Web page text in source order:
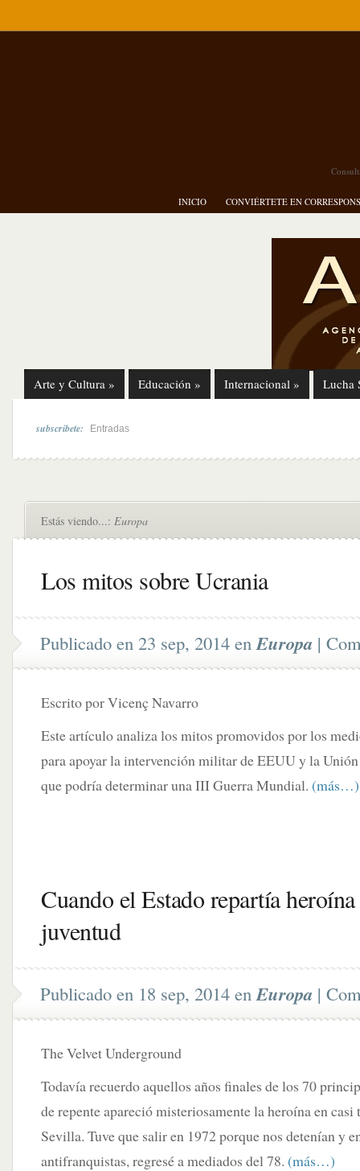
INICIO CONVIÉRTETE EN
Arte y Cultura » Educación » Internacional » Lucha
subscribete: Entradas
Estás viendo...: Europa
Los mitos sobre Ucrania
Publicado en 23 sep, 2014 enEuropa |
Escrito por Vicenç Navarro
Este artículo analiza los mitos promovidos por los
para apoyar la intervención militar de EEUU y la
que podría determinar una III Guerra Mundial. (más…)
Cuando el Estado repartía
Publicado en 18 sep, 2014 enEuropa |
The Velvet Underground
Todavía recuerdo aquellos años finales de los 70
de repente apareció misteriosamente la heroína en casi
Sevilla. Tuve que salir en 1972 porque nos detenían y
antifranquistas, regresé a mediados del 78. (más…)